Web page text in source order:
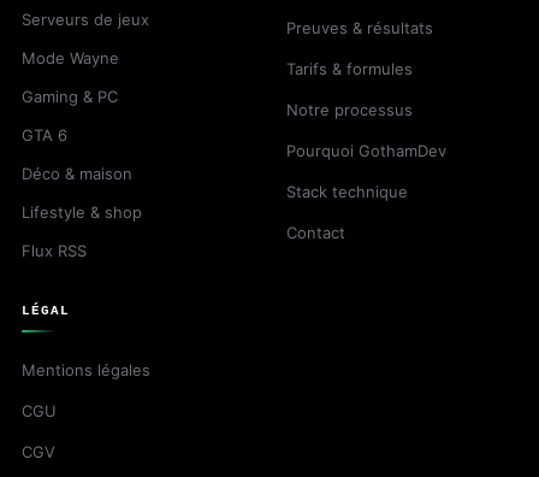
Serveurs de jeux
Mode Wayne
Gaming & PC
GTA 6
Déco & maison
Lifestyle & shop
Flux RSS
Preuves & résultats
Tarifs & formules
Notre processus
Pourquoi GothamDev
Stack technique
Contact
LÉGAL
Mentions légales
CGU
CGV